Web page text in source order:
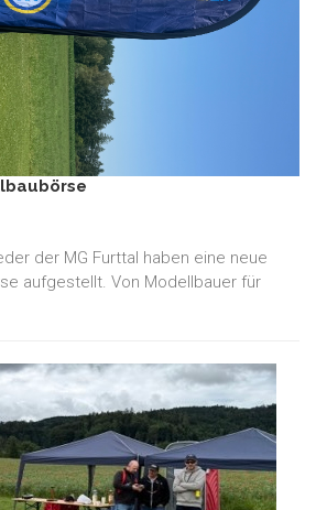
der MG Furttal haben eine neue
aufgestellt. Von Modellbauer für